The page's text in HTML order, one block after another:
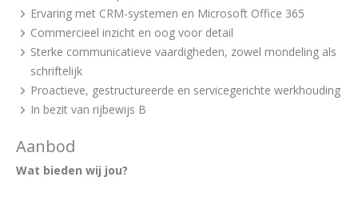
Ervaring met CRM-systemen en Microsoft Office 365
Commercieel inzicht en oog voor detail
Sterke communicatieve vaardigheden, zowel mondeling als
schriftelijk
Proactieve, gestructureerde en servicegerichte werkhouding
In bezit van rijbewijs B
Aanbod
Wat bieden wij jou?